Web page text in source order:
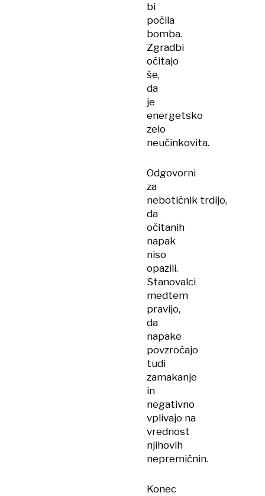
bi
počila
bomba.
Zgradbi
očitajo
še,
da
je
energetsko
zelo
neučinkovita.
Odgovorni
za
nebotičnik trdijo,
da
očitanih
napak
niso
opazili.
Stanovalci
medtem
pravijo,
da
napake
povzročajo
tudi
zamakanje
in
negativno
vplivajo na
vrednost
njihovih
nepremičnin.
Konec